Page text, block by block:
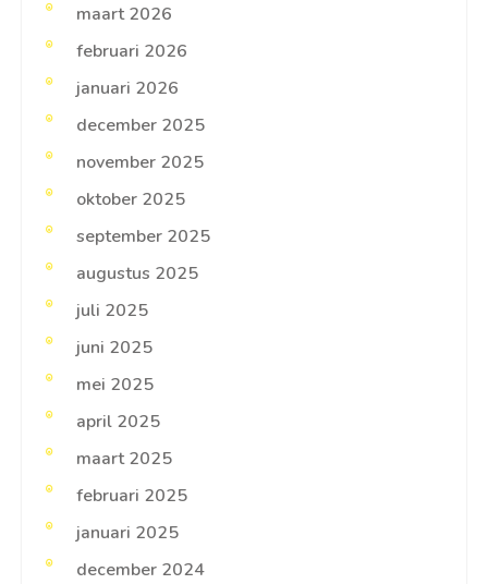
maart 2026
februari 2026
januari 2026
december 2025
november 2025
oktober 2025
september 2025
augustus 2025
juli 2025
juni 2025
mei 2025
april 2025
maart 2025
februari 2025
januari 2025
december 2024